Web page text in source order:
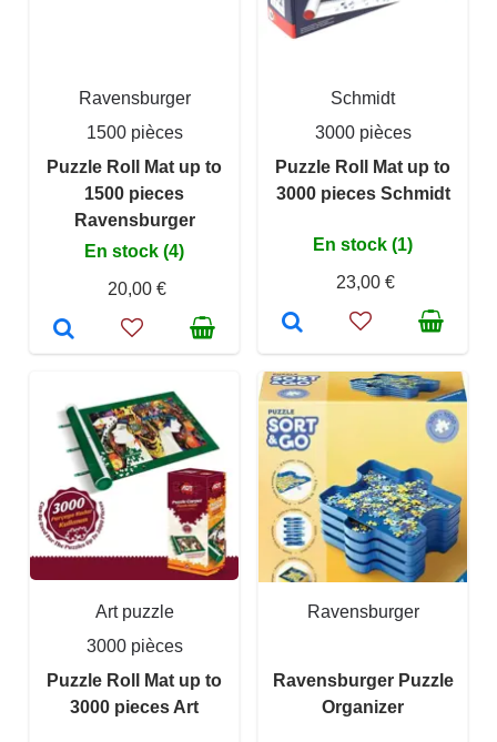
Ravensburger
1500 pièces
Puzzle Roll Mat up to
1500 pieces
Ravensburger
En stock (4)
20,00 €
Schmidt
3000 pièces
Puzzle Roll Mat up to
3000 pieces Schmidt
En stock (1)
23,00 €
Art puzzle
3000 pièces
Puzzle Roll Mat up to
3000 pieces Art
Ravensburger
Ravensburger Puzzle
Organizer